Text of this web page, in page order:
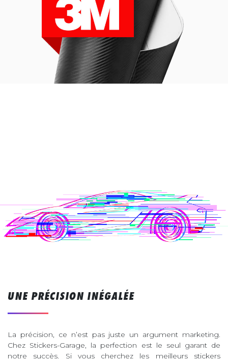
UNE PRÉCISION INÉGALÉE
La précision, ce n’est pas juste un argument marketing.
Chez Stickers-Garage, la perfection est le seul garant de
notre succès. Si vous cherchez les meilleurs stickers